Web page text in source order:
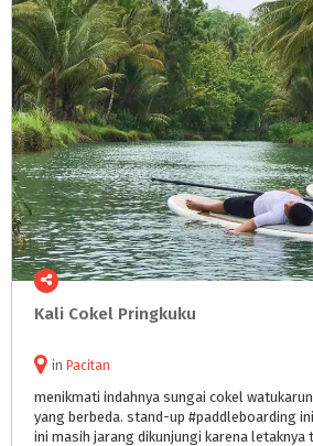
Kali Cokel Pringkuku
in Pacitan
menikmati indahnya sungai cokel
yang berbeda. stand-up #paddleboarding
ini masih jarang dikunjungi karena letaknya